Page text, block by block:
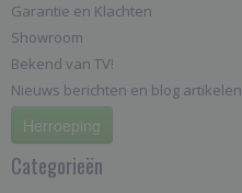
Garantie en Klachten
Showroom
Bekend van TV!
Nieuws berichten en blog artikelen
Herroeping
Categorieën